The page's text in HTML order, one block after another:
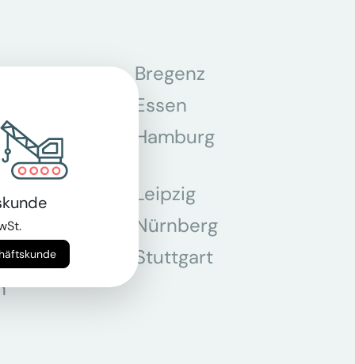
Bregenz
Essen
Hamburg
Leipzig
Nürnberg
Stuttgart